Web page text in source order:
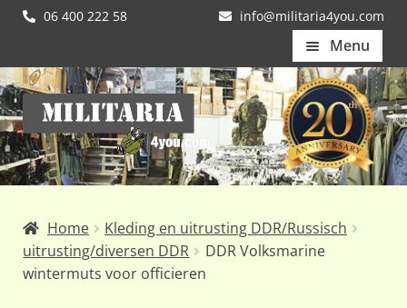
06 400 222 58 info@militaria4you.com
Menu
Home
Artikelen
Nieuws
Klantfotos
Mijn Account
Ga
door
naar
navigatie
Ga
naar
de
inhoud
Home
Kleding en uitrusting DDR/Russisch
uitrusting/diversen DDR
DDR Volksmarine
wintermuts voor officieren